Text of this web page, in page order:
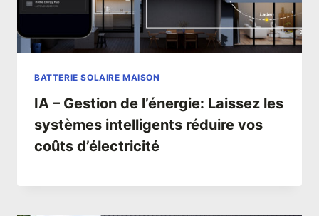
BATTERIE SOLAIRE MAISON
IA – Gestion de l’énergie: Laissez les
systèmes intelligents réduire vos
coûts d’électricité